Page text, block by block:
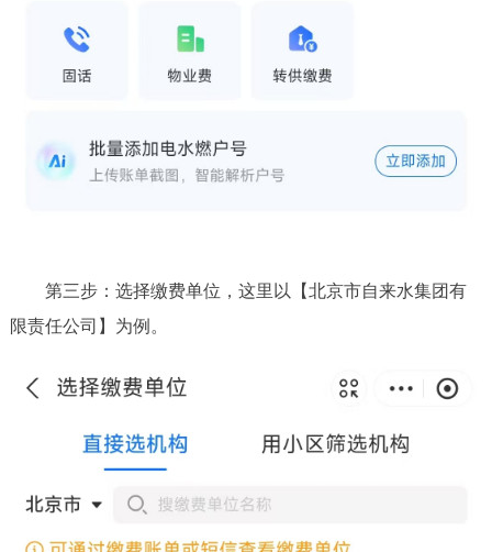
第三步：选择缴费单位，这里以【北京市自来水集团有
限责任公司】为例。